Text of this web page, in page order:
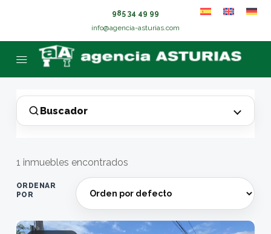
985 34 49 99
info@agencia-asturias.com
Buscador
1 inmuebles encontrados
ORDENAR
POR